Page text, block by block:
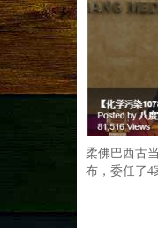
柔佛巴西古
布，委任了4